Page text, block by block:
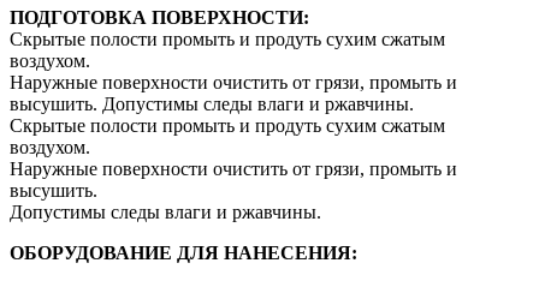
ПОДГОТОВКА ПОВЕРХНОСТИ:
Скрытые полости промыть и продуть сухим сжатым
воздухом.
Наружные поверхности очистить от грязи, промыть и
высушить. Допустимы следы влаги и ржавчины.
Скрытые полости промыть и продуть сухим сжатым
воздухом.
Наружные поверхности очистить от грязи, промыть и
высушить.
Допустимы следы влаги и ржавчины.
ОБОРУДОВАНИЕ ДЛЯ НАНЕСЕНИЯ: